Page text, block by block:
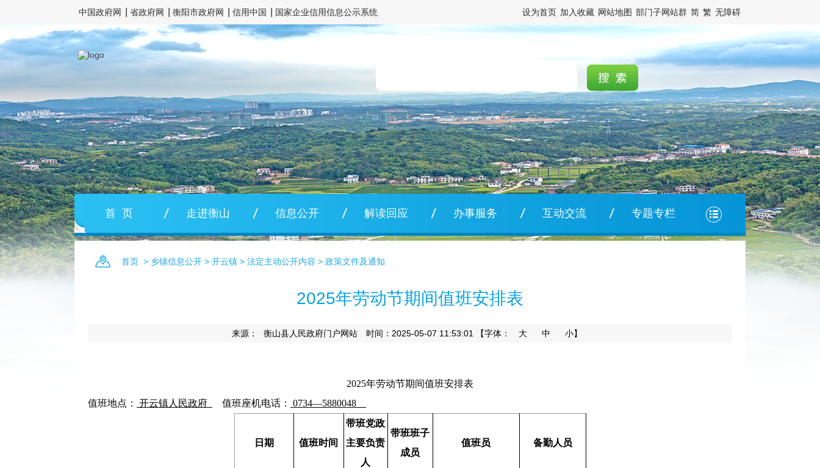
中国政府网 省政府网 衡阳市政府网 信用中国 国家企业信用信息公示系统 设为首页 加入收藏 网站地图 部门子网站群 简 繁 无障碍
首 页 走进衡山 信息公开 解读回应 办事服务 互动交流 专题专栏
首页 > 乡镇信息公开 > 开云镇 > 法定主动公开内容 > 政策文件及通知
2025年劳动节期间值班安排表
来源： 衡山县人民政府门户网站 时间：2025-05-07 11:53:01 【字体： 大 中 小】
2025年劳动节期间值班安排表
值班地点：
开云镇人民政府 值班座机电话： 0734—5880048
日期 值班时间
带班党政
主要负责
人
带班班子
成员
值班员 备勤人员